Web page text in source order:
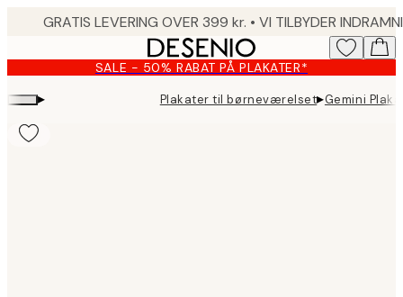
content.
SALE - 50% RABAT PÅ PLAKATER*
▸ Plakater til børneværelset▸Gemini